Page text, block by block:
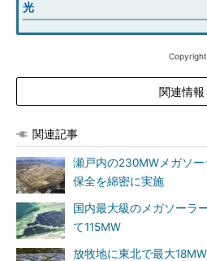
光
関連情報
関連記事
瀬戸内の230MWメガソ
保全を綿密に実施
国内最大級のメガソーラ
て115MW
放牧地に東北で最大